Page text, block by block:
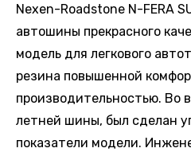
Nexen-Roadstone N-FERA
автошины прекрасного
модель для легкового
резина повышенной
производительностью. Во
летней шины, был сделан
показатели модели.